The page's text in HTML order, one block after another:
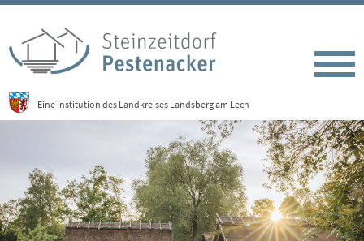
Eine Institution des Landkreises Landsberg am Lech